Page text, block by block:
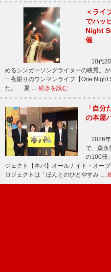
＜ライ
でハッ
Night
催
10代20
めるシンガーソングライターの映秀。
一夜限りのワンマンライブ【One
た。 夏 … 続きを読む
「自
の本屋
2026年
で、森永
の100冊
ジェクト【本パ】オールナイト・オ
ロジェクトは「ほんとのひとやすみ …